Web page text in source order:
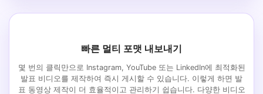
빠른 멀티 포맷 내보내기
몇 번의 클릭만으로 Instagram, YouTube 또는 LinkedIn에 최적화된
발표 비디오를 제작하여 즉시 게시할 수 있습니다. 이렇게 하면 발
표 동영상 제작이 더 효율적이고 관리하기 쉽습니다. 다양한 비디오